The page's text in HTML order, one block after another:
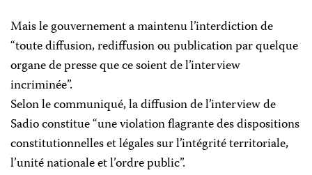
Mais le gouvernement a maintenu l’interdiction de
“toute diffusion, rediffusion ou publication par quelque
organe de presse que ce soient de l’interview
incriminée”.
Selon le communiqué, la diffusion de l’interview de
Sadio constitue “une violation flagrante des dispositions
constitutionnelles et légales sur l’intégrité territoriale,
l’unité nationale et l’ordre public”.